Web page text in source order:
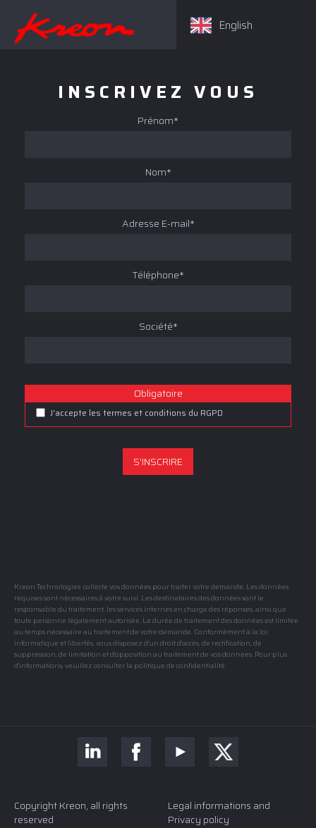
INSCRIVEZ VOUS
Prénom*
Nom*
Adresse E-mail*
Téléphone*
Société*
Obligatoire
J'accepte les termes et conditions du RGPD
Kreon Technologies collecte vos données pour traiter votre demande. Les données
requises sont nécessaires à votre suivi. Les destinataires des données sont le
responsable du traitement, les services internes en charge des réponses, ainsi que
toute personne légalement autorisée. La durée de traitement des données est limitée
au temps nécessaire au traitement de votre demande. Conformément à la loi
informatique et libertés, vous disposez d'un droit d'accès, de rectification, de
suppression, de limitation et d'opposition au traitement de vos données. Pour plus
d'informations, veuillez consulter la politique de confidentialité.
Copyright Kreon, all rights
reserved
Legal informations and
Privacy policy
English